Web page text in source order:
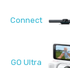
Connect
GO Ultra